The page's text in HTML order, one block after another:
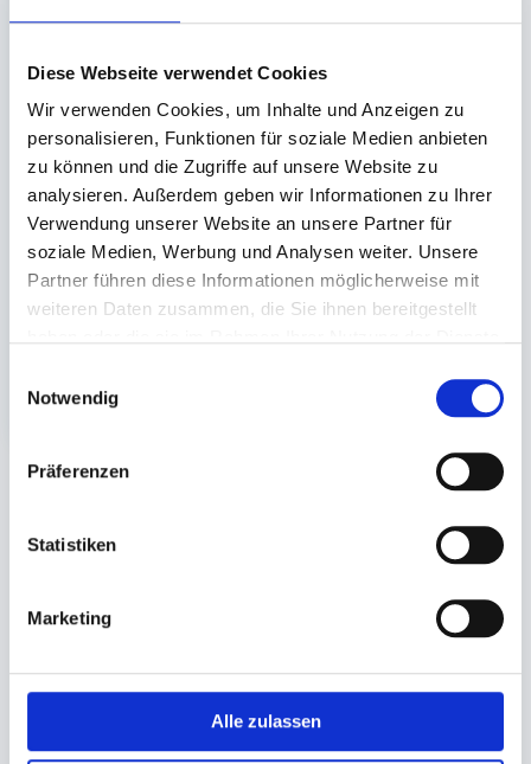
Diese Webseite verwendet Cookies
Wir verwenden Cookies, um Inhalte und Anzeigen zu
personalisieren, Funktionen für soziale Medien anbieten
zu können und die Zugriffe auf unsere Website zu
analysieren. Außerdem geben wir Informationen zu Ihrer
Verwendung unserer Website an unsere Partner für
soziale Medien, Werbung und Analysen weiter. Unsere
Partner führen diese Informationen möglicherweise mit
weiteren Daten zusammen, die Sie ihnen bereitgestellt
Notwendig
Präferenzen
Statistiken
Marketing
Alle zulassen
Druckverschlussbeutel
LDPE transparent
70x100 x0,05mm
lieferbar.
5,97 €
interessiert sein